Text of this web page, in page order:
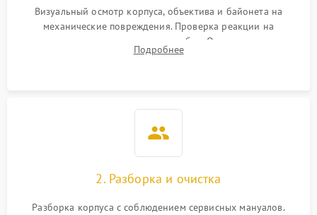
Визуальный осмотр корпуса, объектива и байонета на
механические повреждения. Проверка реакции на
включение, считывание кодов ошибок. Оценка состояния
матрицы и затвора, проверка работы автофокуса и вспышки.
Подробнее
2. Разборка и очистка
Разборка корпуса с соблюдением сервисных мануалов.